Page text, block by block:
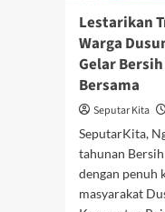
Lestarikan
Warga
Gelar
Bersama
Seputar Kita
SeputarKita,
tahunan
dengan penuh
masyarakat